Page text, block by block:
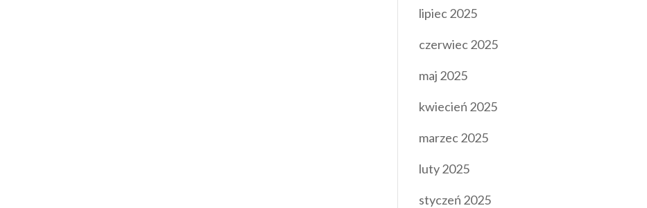
lipiec 2025
czerwiec 2025
maj 2025
kwiecień 2025
marzec 2025
luty 2025
styczeń 2025